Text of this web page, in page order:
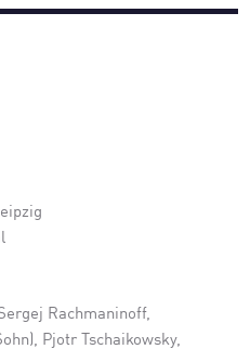
Rachmaninoff,
Pjotr Tschaikowsky,